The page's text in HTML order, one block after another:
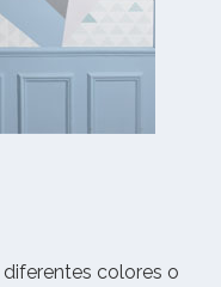
colores o